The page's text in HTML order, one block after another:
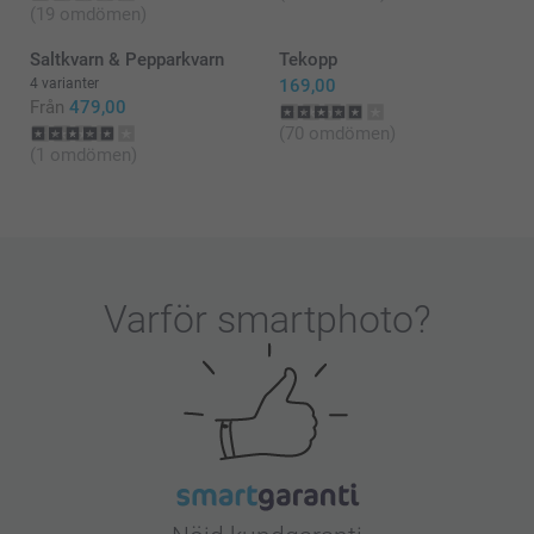
(19 omdömen)
Saltkvarn & Pepparkvarn
4 varianter
Från 479,00
(1 omdömen)
Tekopp
169,00
(70 omdömen)
Varför smartphoto?